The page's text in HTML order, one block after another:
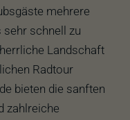
mehrere
sehr schnell zu
Landschaft
Radtour
bieten die sanften
zahlreiche